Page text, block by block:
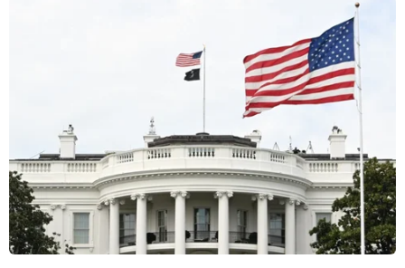
SEA Games 32: 'Cơn mưa Vàng' cho Judo,
Vật, Cờ tướng Việt Nam